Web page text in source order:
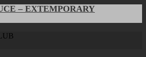
– EXTEMPORARY